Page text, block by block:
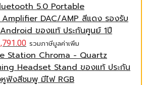
5.0 Portable
DAC/AMP สีแดง รองรับ
ของแท้ ประกันศูนย์ 1ปี
รวมภาษีมูลค่าเพิ่ม